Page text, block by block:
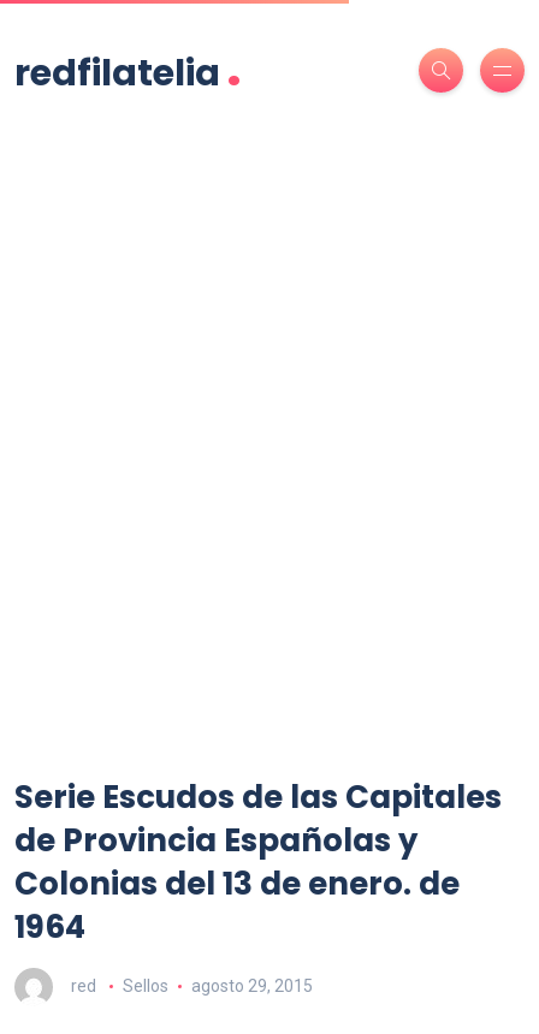
redfilatelia .
Serie Escudos de las Capitales
de Provincia Españolas y
Colonias del 13 de enero. de
1964
red Sellos agosto 29, 2015